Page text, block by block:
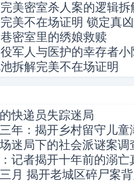
美密室杀人案的逻辑拆
美不在场证明 锁定真凶
密室里的绣娘救赎
军人与医护的幸存者小
拆解完美不在场证明
快递员失踪迷局
年：揭开乡村留守儿
迷局下的社会派谜案调
记者揭开十年前的溺亡
月 揭开老城区碎尸案